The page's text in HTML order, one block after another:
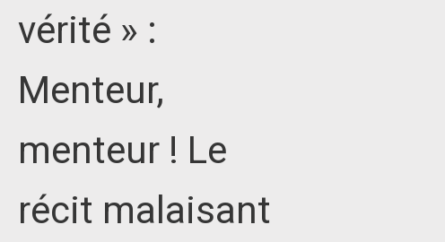
vérité » :
Menteur,
menteur ! Le
récit malaisant